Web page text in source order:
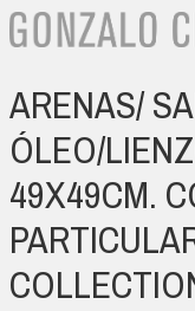
ARENAS/
ÓLEO/
49X49CM.